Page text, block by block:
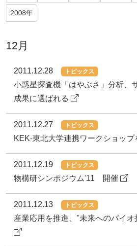
2008年
12月
2011.12.28 トピックス
小惑星探査機「はやぶさ」分析、
成果に選ばれる
2011.12.27 トピックス
KEK-東北大学連携ワークショップ
2011.12.19 トピックス
物構研シンポジウム'11 開催
2011.12.13 トピックス
産業応用を推進、"未来へのバイ